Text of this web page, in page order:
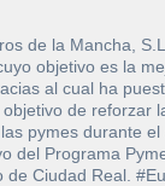
de la Mancha,
objetivo es la
al cual ha
de reforzar
pymes durante
del Programa
de Ciudad Real.